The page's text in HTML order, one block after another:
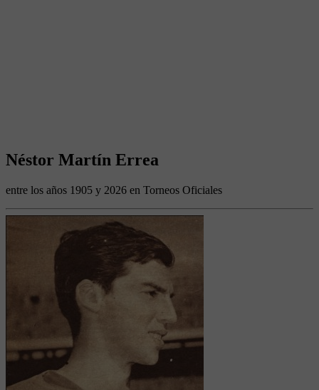
Néstor Martín Errea
entre los años 1905 y 2026 en Torneos Oficiales